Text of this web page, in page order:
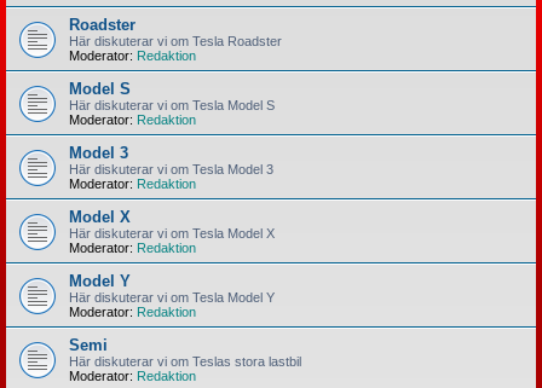
Roadster
Här diskuterar vi om Tesla Roadster
Moderator: Redaktion
Model S
Här diskuterar vi om Tesla Model S
Moderator: Redaktion
Model 3
Här diskuterar vi om Tesla Model 3
Moderator: Redaktion
Model X
Här diskuterar vi om Tesla Model X
Moderator: Redaktion
Model Y
Här diskuterar vi om Tesla Model Y
Moderator: Redaktion
Semi
Här diskuterar vi om Teslas stora lastbil
Moderator: Redaktion